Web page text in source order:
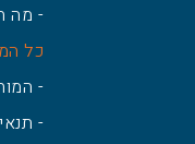
- מה
כל
-
-